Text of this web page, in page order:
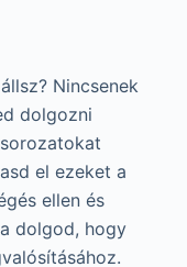
Nincsenek
dolgozni
el ezeket a
ellen és
dolgod, hogy